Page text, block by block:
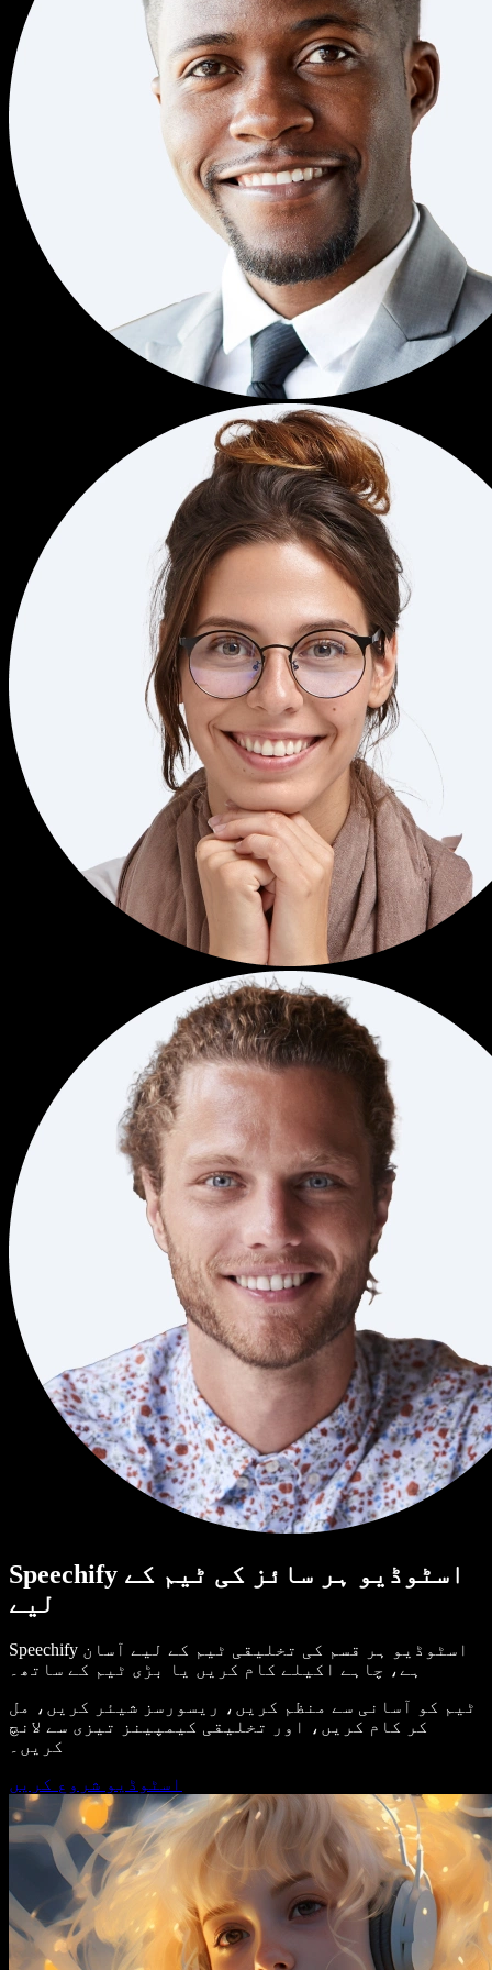
Speechify اسٹوڈیو ہر سائز کی ٹیم کے
لیے
Speechify اسٹوڈیو ہر قسم کی تخلیقی ٹیم کے لیے آسان
ہے، چاہے اکیلے کام کریں یا بڑی ٹیم کے ساتھ۔
ٹیم کو آسانی سے منظم کریں، ریسورسز شیئر کریں، مل
کر کام کریں، اور تخلیقی کیمپینز تیزی سے لانچ
کریں۔
اسٹوڈیو شروع کریں